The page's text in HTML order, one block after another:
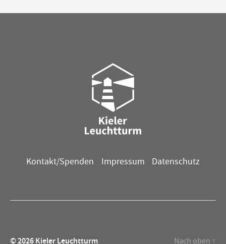
Kontakt/Spenden Impressum Datenschutz
© 2026Kieler Leuchtturm Nach oben ↑